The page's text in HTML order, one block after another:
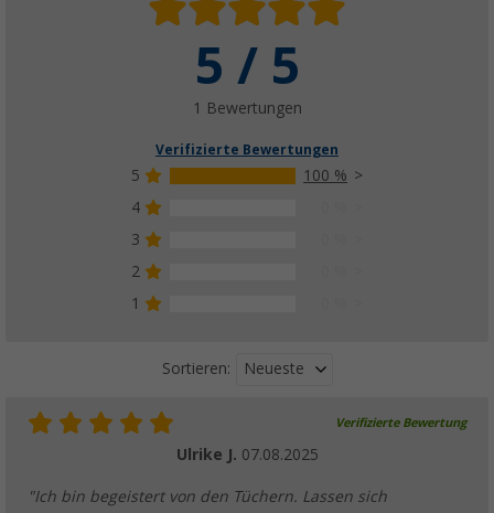
5 / 5
1 Bewertungen
Verifizierte Bewertungen
5
100 %
4
3
2
1
Sortieren: Neueste
Verifizierte Bewertung
Ulrike J. 07.08.2025
"Ich bin begeistert von den Tüchern. Lassen sich